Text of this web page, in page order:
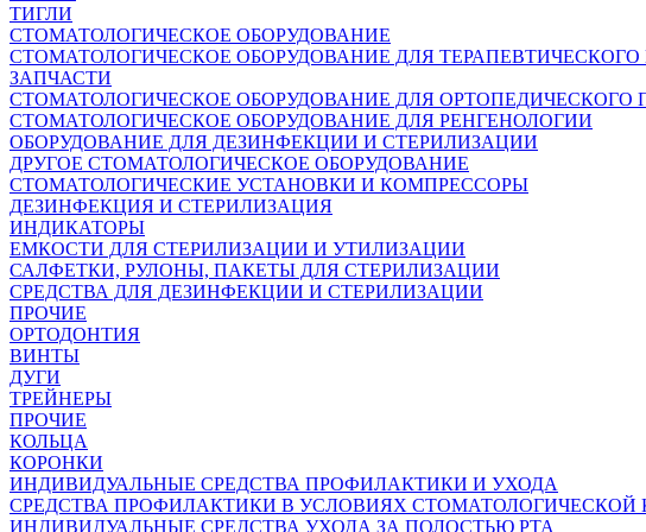
ТИГЛИ
СТОМАТОЛОГИЧЕСКОЕ ОБОРУДОВАНИЕ
СТОМАТОЛОГИЧЕСКОЕ ОБОРУДОВАНИЕ ДЛЯ
ЗАПЧАСТИ
СТОМАТОЛОГИЧЕСКОЕ ОБОРУДОВАНИЕ ДЛЯ ОРТОПЕДИЧЕСКОГО
СТОМАТОЛОГИЧЕСКОЕ ОБОРУДОВАНИЕ ДЛЯ РЕНГЕНОЛОГИИ
ОБОРУДОВАНИЕ ДЛЯ ДЕЗИНФЕКЦИИ И СТЕРИЛИЗАЦИИ
ДРУГОЕ СТОМАТОЛОГИЧЕСКОЕ ОБОРУДОВАНИЕ
СТОМАТОЛОГИЧЕСКИЕ УСТАНОВКИ И КОМПРЕССОРЫ
ДЕЗИНФЕКЦИЯ И СТЕРИЛИЗАЦИЯ
ИНДИКАТОРЫ
ЕМКОСТИ ДЛЯ СТЕРИЛИЗАЦИИ И УТИЛИЗАЦИИ
САЛФЕТКИ, РУЛОНЫ, ПАКЕТЫ ДЛЯ СТЕРИЛИЗАЦИИ
СРЕДСТВА ДЛЯ ДЕЗИНФЕКЦИИ И СТЕРИЛИЗАЦИИ
ПРОЧИЕ
ОРТОДОНТИЯ
ВИНТЫ
ДУГИ
ТРЕЙНЕРЫ
ПРОЧИЕ
КОЛЬЦА
КОРОНКИ
ИНДИВИДУАЛЬНЫЕ СРЕДСТВА ПРОФИЛАКТИКИ И УХОДА
СРЕДСТВА ПРОФИЛАКТИКИ В УСЛОВИЯХ СТОМАТОЛОГИЧЕСКОЙ
ИНДИВИДУАЛЬНЫЕ СРЕДСТВА УХОДА ЗА ПОЛОСТЬЮ РТА